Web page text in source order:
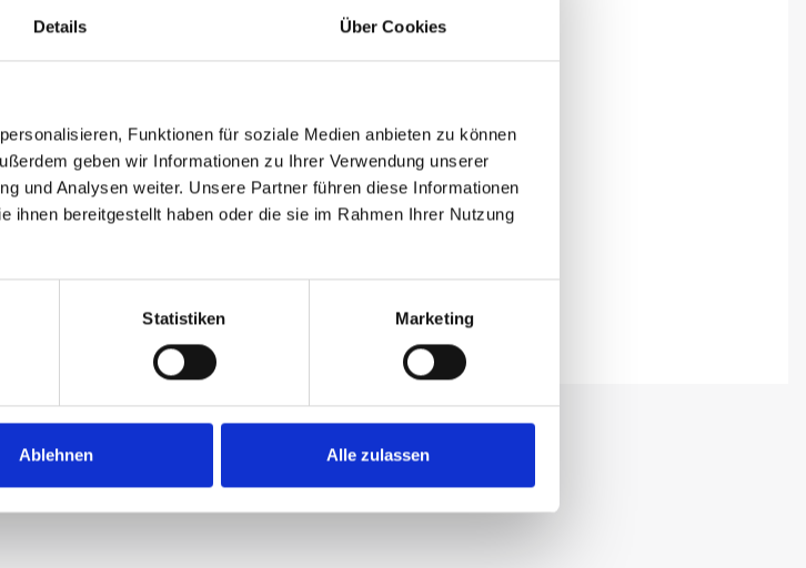
Details Über Cookies
Funktionen für soziale Medien anbieten zu können
geben wir Informationen zu Ihrer Verwendung unserer
und Analysen weiter. Unsere Partner führen diese Informationen
ihnen bereitgestellt haben oder die sie im Rahmen Ihrer Nutzung
Statistiken Marketing
Ablehnen Alle zulassen